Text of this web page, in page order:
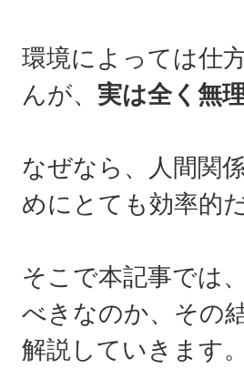
環境によっては仕
んが、 実は全く無
なぜなら、人間関
めにとても効率的
そこで本記事では
べきなのか、その
解説していきます。